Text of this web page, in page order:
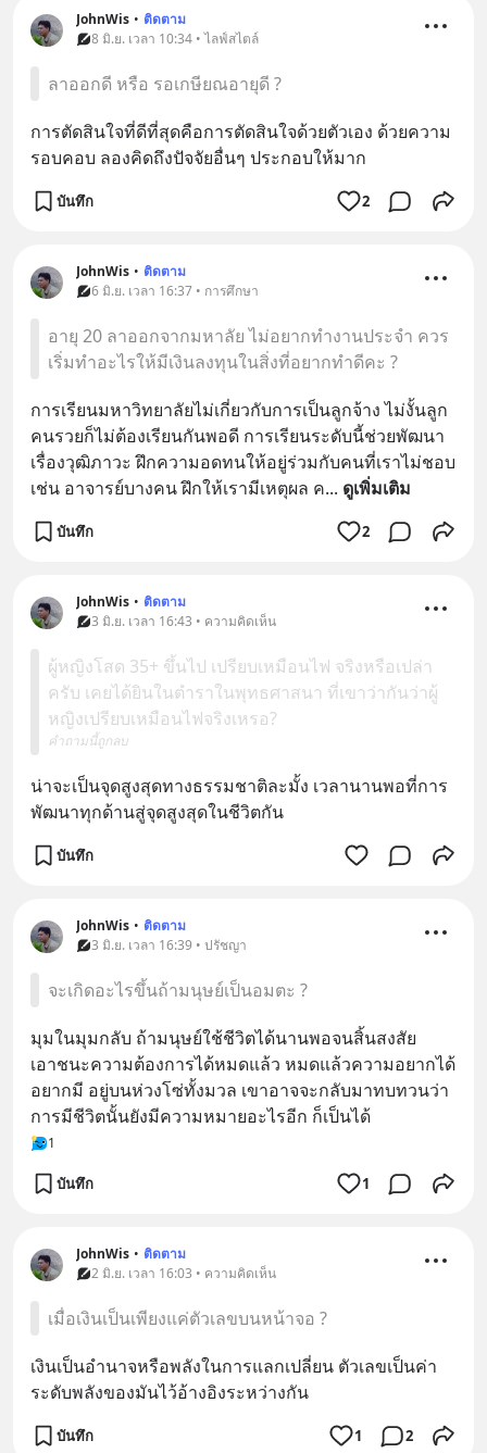
JohnWis • ติดตาม
8 มิ.ย. เวลา 10:34 • ไลฟ์สไตล์
ลาออกดี หรือ รอเกษียณอายุดี ?
การตัดสินใจที่ดีที่สุดคือการตัดสินใจด้วยตัวเอง ด้วยความ
รอบคอบ ลองคิดถึงปัจจัยอื่นๆ ประกอบให้มาก
บันทึก 2
JohnWis • ติดตาม
6 มิ.ย. เวลา 16:37 • การศึกษา
อายุ 20 ลาออกจากมหาลัย ไม่อยากทำงานประจำ ควร
เริ่มทำอะไรให้มีเงินลงทุนในสิ่งที่อยากทำดีคะ ?
การเรียนมหาวิทยาลัยไม่เกี่ยวกับการเป็นลูกจ้าง ไม่งั้นลูก
คนรวยก็ไม่ต้องเรียนกันพอดี การเรียนระดับนี้ช่วยพัฒนา
เรื่องวุฒิภาวะ ฝึกความอดทนให้อยู่ร่วมกับคนที่เราไม่ชอบ
เช่น อาจารย์บางคน ฝึกให้เรามีเหตุผล ค... ดูเพิ่มเติม
บันทึก 2
JohnWis • ติดตาม
3 มิ.ย. เวลา 16:43 • ความคิดเห็น
ผู้หญิงโสด 35+ ขึ้นไป เปรียบเหมือนไฟ จริงหรือเปล่า
ครับ เคยได้ยินในตำราในพุทธศาสนา ที่เขาว่ากันว่าผู้
หญิงเปรียบเหมือนไฟจริงเหรอ?
คำถามนี้ถูกลบ
น่าจะเป็นจุดสูงสุดทางธรรมชาติละมั้ง เวลานานพอที่การ
พัฒนาทุกด้านสู่จุดสูงสุดในชีวิตกัน
บันทึก
JohnWis • ติดตาม
3 มิ.ย. เวลา 16:39 • ปรัชญา
จะเกิดอะไรขึ้นถ้ามนุษย์เป็นอมตะ ?
มุมในมุมกลับ ถ้ามนุษย์ใช้ชีวิตได้นานพอจนสิ้นสงสัย
เอาชนะความต้องการได้หมดแล้ว หมดแล้วความอยากได้
อยากมี อยู่บนห่วงโซ่ทั้งมวล เขาอาจจะกลับมาทบทวนว่า
การมีชีวิตนั้นยังมีความหมายอะไรอีก ก็เป็นได้
1
บันทึก 1
JohnWis • ติดตาม
2 มิ.ย. เวลา 16:03 • ความคิดเห็น
เมื่อเงินเป็นเพียงแค่ตัวเลขบนหน้าจอ ?
เงินเป็นอำนาจหรือพลังในการแลกเปลี่ยน ตัวเลขเป็นค่า
ระดับพลังของมันไว้อ้างอิงระหว่างกัน
บันทึก 1 2